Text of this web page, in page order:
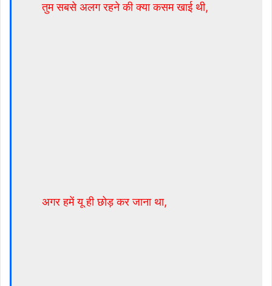
तुम सबसे अलग रहने की क्या कसम खाई थी,
अगर हमें यू ही छोड़ कर जाना था,